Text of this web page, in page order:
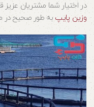
در اختیار شما مشتریان عزیز
وزین پایپبه طور صحیح در